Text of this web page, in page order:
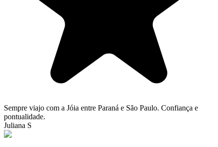
Sempre viajo com a Jóia entre Paraná e São Paulo. Confiança e
pontualidade.
Juliana S